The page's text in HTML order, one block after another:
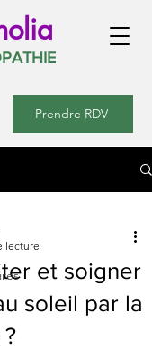
Prendre RDV
et soigner
soleil par la
lecture